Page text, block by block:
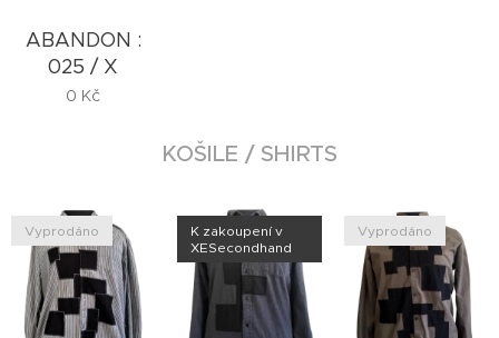
ABANDON :
025 / X
0 Kč
KOŠILE / SHIRTS
Vyprodáno
K zakoupení v
XESecondhand
Vyprodáno